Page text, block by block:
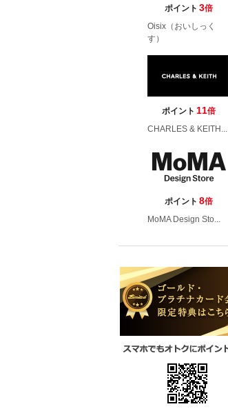
ポイント 3倍
Oisix（おいしっく
す）
ポイント 11倍
CHARLES & KEITH...
ポイント 8倍
MoMA Design Sto...